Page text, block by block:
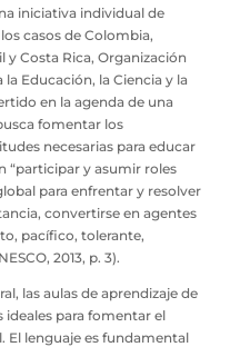
iniciativa individual de
casos de Colombia,
y Costa Rica, Organización
Educación, la Ciencia y la
en la agenda de una
fomentar los
necesarias para educar
“participar y asumir roles
para enfrentar y resolver
convertirse en agentes
pacífico, tolerante,
2013, p. 3).
las aulas de aprendizaje de
para fomentar el
El lenguaje es fundamental